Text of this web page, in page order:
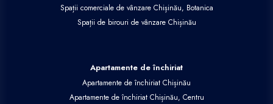
Spații comerciale de vânzare Chișinău, Botanica
Spații de birouri de vânzare Chișinău
Apartamente de închiriat
Apartamente de închiriat Chișinău
Apartamente de închiriat Chișinău, Centru